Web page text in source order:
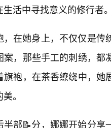
生活中寻找意义的修行者
，在她身上，不仅仅是传
案，那些手工的刺绣，
旗袍，在茶香缭绕中，
。
半部📝分，娜娜开始分